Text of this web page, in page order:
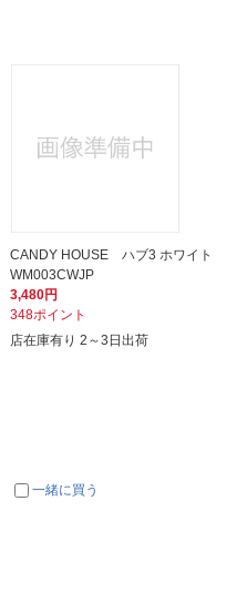
CANDY HOUSE ハブ3 ホワイト
WM003CWJP
3,480円
348ポイント
店在庫有り 2～3日出荷
一緒に買う